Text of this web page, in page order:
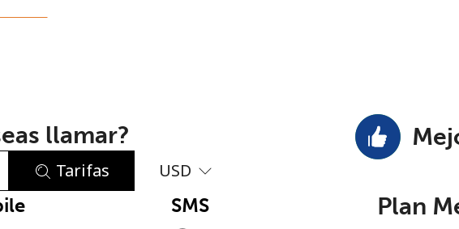
No se ha creado una contraseña
llamar?
Tarifas USD
SMS Plan